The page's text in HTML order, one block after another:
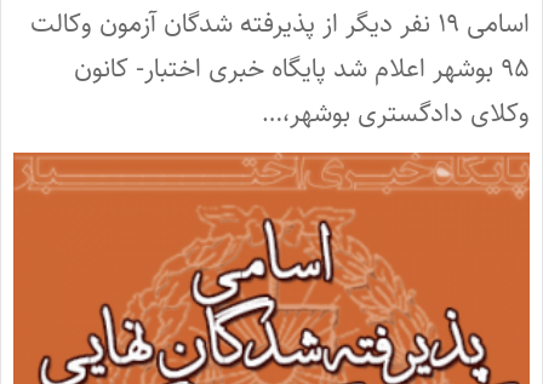
اسامی ۱۹ نفر دیگر از پذیرفته شدگان آزمون وکالت
۹۵ بوشهر اعلام شد پایگاه خبری اختبار- کانون
وکلای دادگستری بوشهر،…